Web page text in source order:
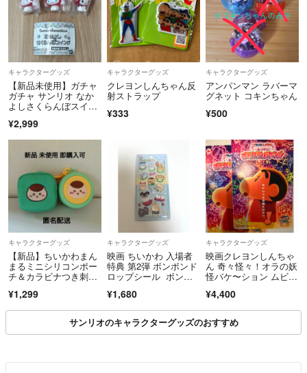
キャラクターグッズ
【新品未使用】ガチャ
ガチャ サンリオ なか
よしさくらんぼスイン
¥2,999
キャラクターグッズ
クレヨンしんちゃん反
射ストラップ
¥333
キャラクターグッズ
アンパンマン ラバーマ
グネット コキンちゃん
¥500
キャラクターグッズ
【新品】ちいかわまん
まるミニシリコンポー
チ＆カラビナつき刺繍
んじゅう)
¥1,299
キャラクターグッズ
映画 ちいかわ 入場者
特典 第2弾 ボンボンド
ロップシール ボンド
¥1,680
キャラクターグッズ
映画クレヨンしんちゃ
ん 奇々怪々！オラの妖
怪バケ〜ション ムビチ
¥4,400
サンリオのキャラクターグッズのおすすめ